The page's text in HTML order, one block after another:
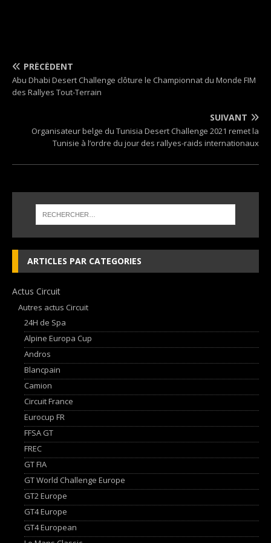
PRÉCÉDENT
Abu Dhabi Desert Challenge clôture le Championnat du Monde FIM
des Rallyes Tout-Terrain
SUIVANT
Organisateur belge du Tunisia Desert Challenge 2021 remet la
Tunisie à l’ordre du jour des rallyes-raids internationaux
ARTICLES PAR CATEGORIES
Actus Circuit
Autres actus Circuit
24H de Spa
Alpine Europa Cup
Andros
Blancpain
Camion
Circuit France
Eurocup FR
FFSA GT
FREC
GT FIA
GT World Challenge Europe
GT2 Europe
GT4 Europe
GT4 European